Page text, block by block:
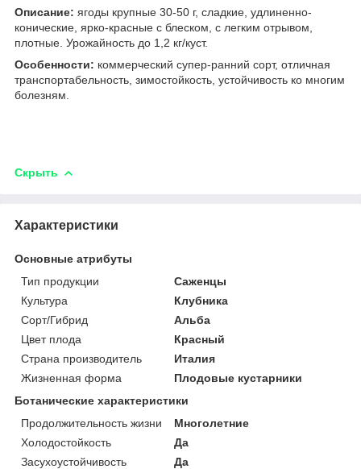
Описание: ягоды крупные 30-50 г, сладкие, удлиненно-
конические, ярко-красные с блеском, с легким отрывом,
плотные. Урожайность до 1,2 кг/куст.
Особенности: коммерческий супер-ранний сорт, отличная
транспортабельность, зимостойкость, устойчивость ко многим
болезням.
Скрыть
Характеристики
Основные атрибуты
Тип продукции
Саженцы
Культура
Клубника
Сорт/Гибрид
Альба
Цвет плода
Красный
Страна производитель
Италия
Жизненная форма
Плодовые кустарники
Ботанические характеристики
Продолжительность жизни
Многолетние
Холодостойкость
Да
Засухоустойчивость
Да